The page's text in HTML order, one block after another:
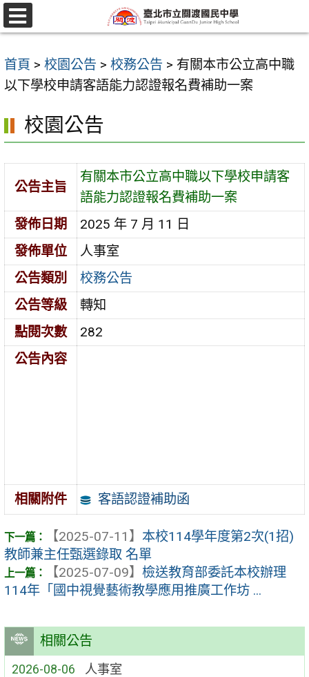
跳
至
要
內
區
選
單
首頁 > 校園公告 > 校務公告 > 有關本市公立高中職
以下學校申請客語能力認證報名費補助一案
相關公告
2026-08-06 人事室
校園公告
公告主旨
有關本市公立高中職以下學校申請客
語能力認證報名費補助一案
發佈日期
2025 年 7 月 11 日
發佈單位
人事室
公告類別
校務公告
公告等級
轉知
點閱次數
282
公告內容
相關附件 客語認證補助函
【2025-07-11】 本校114學年度第2次(1招)
教師兼主任甄選錄取 名單
【2025-07-09】 檢送教育部委託本校辦理
114年「國中視覺藝術教學應用推廣工作坊 ...